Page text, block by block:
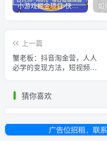
小游戏掘金项目-快手商业养机教程（小游戏养机）
上一篇
蟹老板：抖音淘金营，人人
必学的变现方法，短视频搞
猜你喜欢